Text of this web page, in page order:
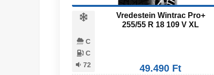
C
C
72
Vredestein Wintrac Pro+
255/55 R 18 109 V XL
49.490 Ft